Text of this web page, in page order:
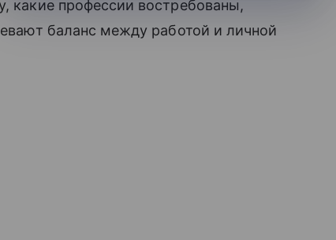
какие профессии востребованы,
баланс между работой и личной